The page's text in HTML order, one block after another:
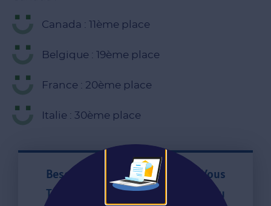
Canada : 11ème place
Belgique : 19ème place
France : 20ème place
Italie : 30ème place
Besoin D'aide Pour Décider Si Vous
Travaillez Et Vivez En Europe Ou Au